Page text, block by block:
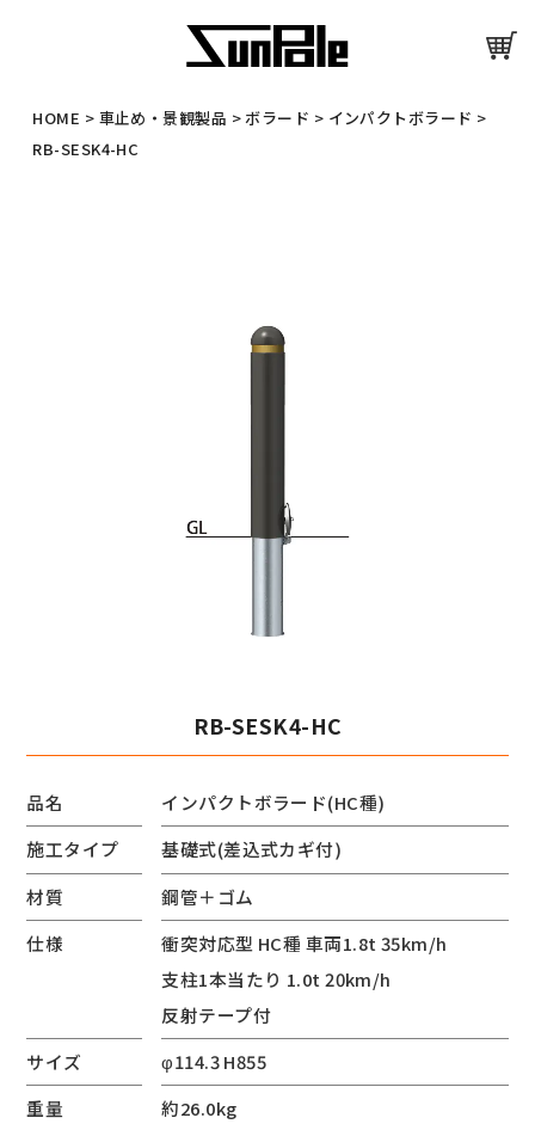
HOME > 車止め・景観製品 > ボラード > インパクトボラード >
RB-SESK4-HC
RB-SESK4-HC
品名
インパクトボラード(HC種)
施工タイプ
基礎式(差込式カギ付)
材質
鋼管＋ゴム
仕様
衝突対応型 HC種 車両1.8t 35km/h
支柱1本当たり 1.0t 20km/h
反射テープ付
サイズ
φ114.3 H855
重量
約26.0kg